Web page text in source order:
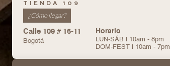
TIENDA 109
¿Cómo llegar?
Calle 109 # 16-11
Bogotá
Horario
LUN-SÁB | 10am - 8pm
DOM-FEST | 10am - 7pm